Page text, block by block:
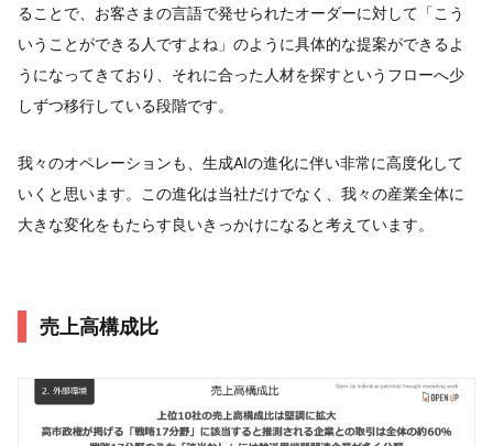
ることで、お客さまの言語で発せられたオーダーに対して「こう
いうことができる人ですよね」のように具体的な提案ができるよ
うになってきており、それに合った人材を探すというフローへ少
しずつ移行している段階です。
我々のオペレーションも、生成AIの進化に伴い非常に高度化して
いくと思います。この進化は当社だけでなく、我々の産業全体に
大きな変化をもたらす良いきっかけになると考えています。
売上高構成比